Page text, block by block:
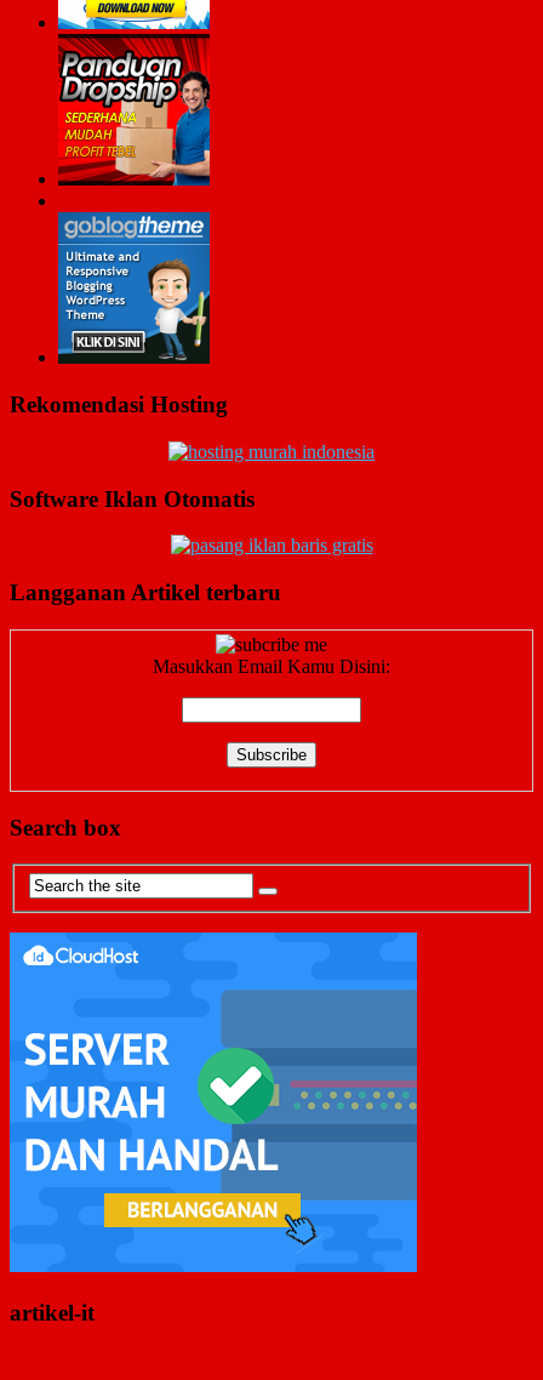
Rekomendasi Hosting
Software Iklan Otomatis
Langganan Artikel terbaru
Masukkan Email Kamu Disini:
Search box
artikel-it